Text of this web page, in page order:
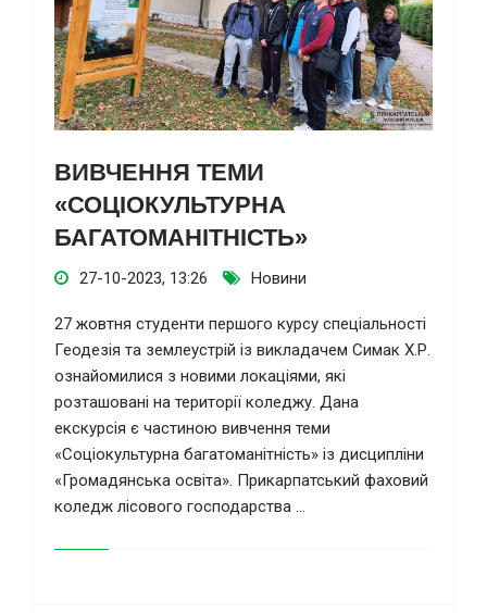
ВИВЧЕННЯ ТЕМИ
«СОЦІОКУЛЬТУРНА
БАГАТОМАНІТНІСТЬ»
27-10-2023, 13:26 Новини
27 жовтня студенти першого курсу спеціальності
Геодезія та землеустрій із викладачем Симак Х.Р.
ознайомилися з новими локаціями, які
розташовані на території коледжу. Дана
екскурсія є частиною вивчення теми
«Соціокультурна багатоманітність» із дисципліни
«Громадянська освіта». Прикарпатський фаховий
коледж лісового господарства ...